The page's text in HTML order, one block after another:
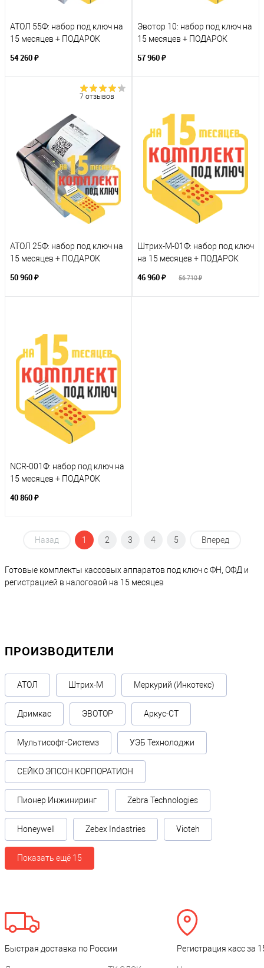
АТОЛ 55Ф: набор под ключ на
15 месяцев + ПОДАРОК
54 260 ₽
Эвотор 10: набор под ключ на
15 месяцев + ПОДАРОК
57 960 ₽
7 отзывов
АТОЛ 25Ф: набор под ключ на
15 месяцев + ПОДАРОК
50 960 ₽
Штрих-М-01Ф: набор под ключ
на 15 месяцев + ПОДАРОК
46 960 ₽ 56 710 ₽
NCR-001Ф: набор под ключ на
15 месяцев + ПОДАРОК
40 860 ₽
Назад 1 2 3 4 5 Вперед
Готовые комплекты кассовых аппаратов под ключ с ФН, ОФД и
регистрацией в налоговой на 15 месяцев
ПРОИЗВОДИТЕЛИ
АТОЛ Штрих-М Меркурий (Инкотекс)
Дримкас ЭВОТОР Аркус-СТ
Мультисофт-Системз УЭБ Технолоджи
СЕЙКО ЭПСОН КОРПОРАТИОН
Пионер Инжиниринг Zebra Technologies
Honeywell Zebex Indastries Vioteh
Показать ещё 15
Быстрая доставка по России Регистрация касс за